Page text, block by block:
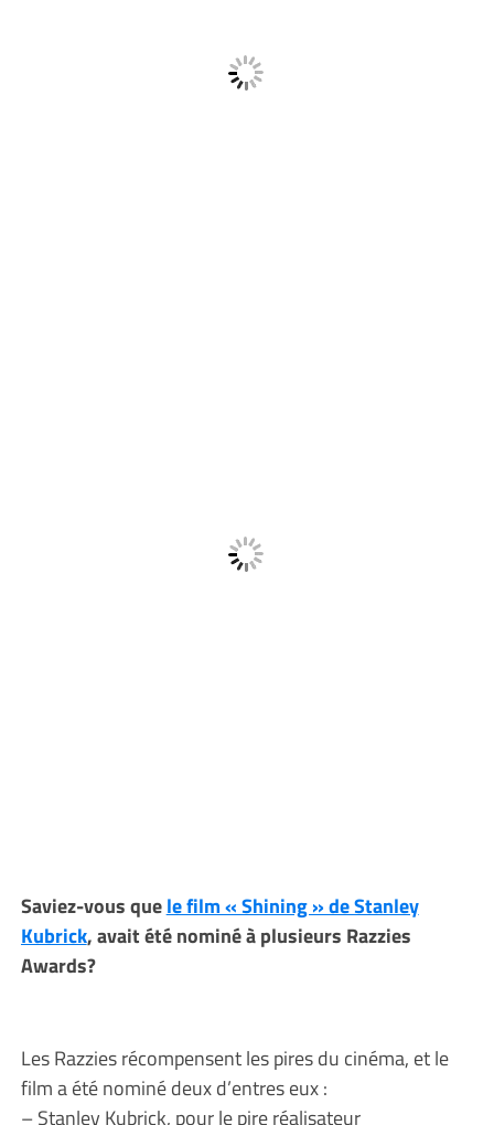
Saviez-vous quele film « Shining » de Stanley
Kubrick, avait été nominé à plusieurs Razzies
Awards?
Les Razzies récompensent les pires du cinéma, et le
film a été nominé deux d’entres eux :
– Stanley Kubrick, pour le pire réalisateur